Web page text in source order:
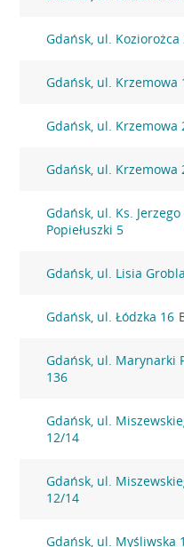
Gdańsk, ul. Koziorożca
Gdańsk, ul. Krzemowa
Gdańsk, ul. Krzemowa
Gdańsk, ul. Krzemowa
Gdańsk, ul. Ks. Jerzego
Popiełuszki 5
Gdańsk, ul. Lisia
Gdańsk, ul. Łódzka 16
Gdańsk, ul. Marynarki
136
Gdańsk, ul.
12/14
Gdańsk, ul.
12/14
Gdańsk, ul. Myśliwska